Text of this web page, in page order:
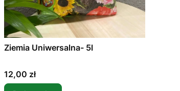
Ziemia Uniwersalna- 5l
Cena
12,00 zł